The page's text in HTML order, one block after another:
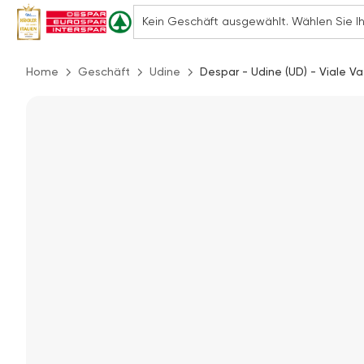
Home Geschäft Udine Despar - Udine (UD) - Viale